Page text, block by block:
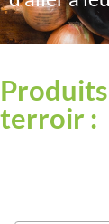
terroir :